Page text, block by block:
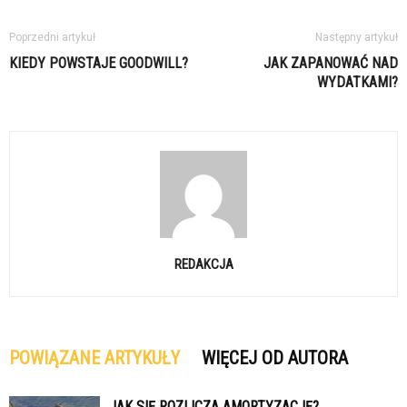
Poprzedni artykuł
KIEDY POWSTAJE GOODWILL?
Następny artykuł
JAK ZAPANOWAĆ NAD
WYDATKAMI?
REDAKCJA
POWIĄZANE ARTYKUŁY WIĘCEJ OD AUTORA